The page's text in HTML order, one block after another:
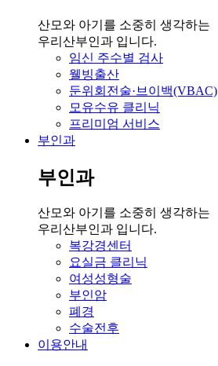
산모와 아기를 소중히 생각하는
우리산부인과 입니다.
임신 주수별 검사
웰빙출산
둔위회전술·브이백(VBAC)
모유수유 클리닉
프리미엄 서비스
부인과
부인과
산모와 아기를 소중히 생각하는
우리산부인과 입니다.
복강경센터
요실금 클리닉
여성성형술
부인암
폐경
수술전후
이용안내